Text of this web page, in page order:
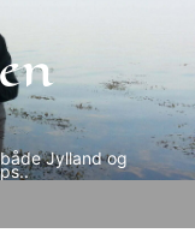
Jylland og